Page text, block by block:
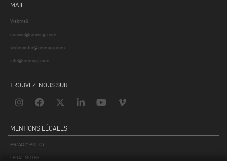
MAIL
Webmail
service@emmegi.com
webmaster@emmegi.com
info@emmegi.com
TROUVEZ-NOUS SUR
MENTIONS LÉGALES
PRIVACY POLICY
LEGAL NOTES